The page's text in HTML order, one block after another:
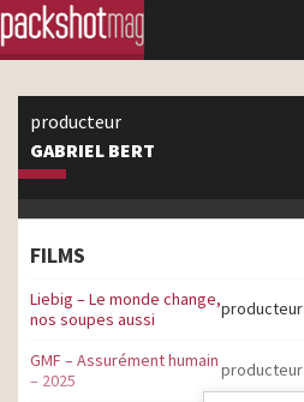
producteur
GABRIEL BERT
FILMS
Liebig – Le monde change,
nos soupes aussi
producteur
GMF – Assurément humain
– 2025
producteur